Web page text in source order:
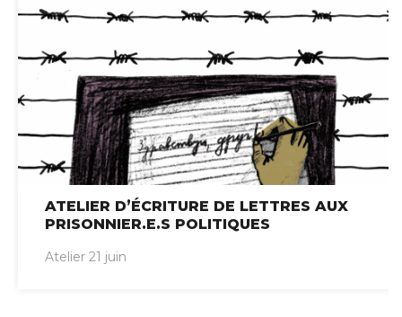
ATELIER D’ÉCRITURE DE LETTRES AUX
PRISONNIER.E.S POLITIQUES
Atelier 21 juin